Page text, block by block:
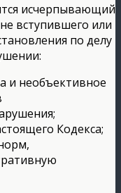
исчерпывающий
вступившего или
по делу
и необъективное
Кодекса;